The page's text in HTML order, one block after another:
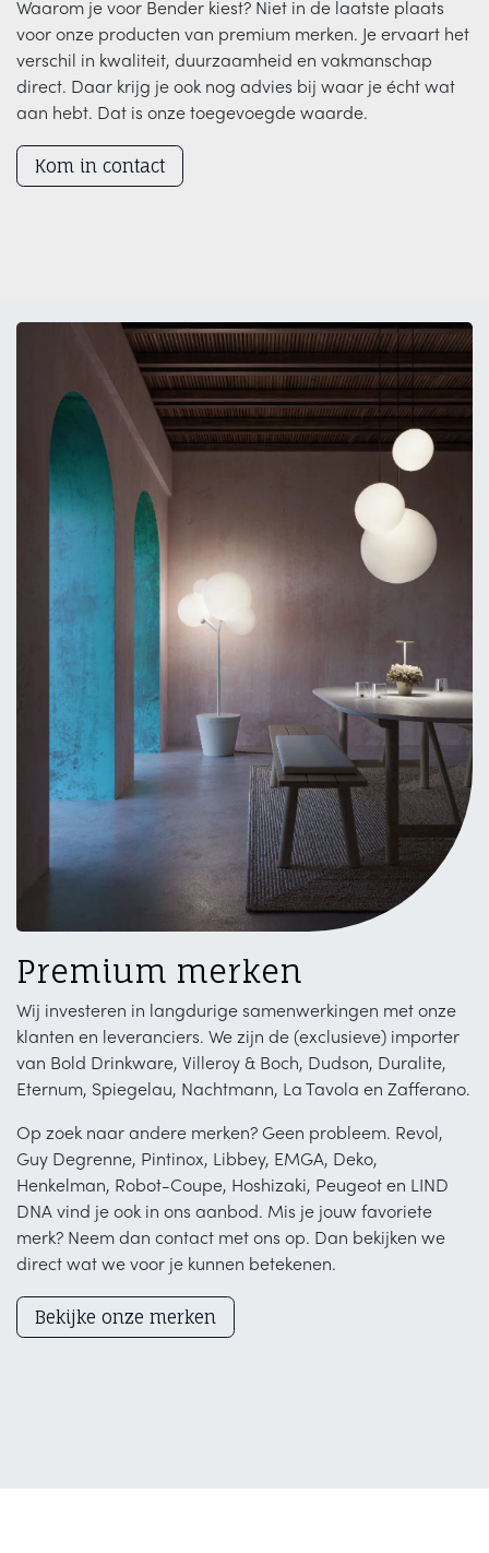
Waarom je voor Bender kiest? Niet in de laatste plaats
voor onze producten van premium merken. Je ervaart het
verschil in kwaliteit, duurzaamheid en vakmanschap
direct. Daar krijg je ook nog advies bij waar je écht wat
aan hebt. Dat is onze toegevoegde waarde.
Kom in contact
Premium merken
Wij investeren in langdurige samenwerkingen met onze
klanten en leveranciers. We zijn de (exclusieve) importer
van Bold Drinkware, Villeroy & Boch, Dudson, Duralite,
Eternum, Spiegelau, Nachtmann, La Tavola en Zafferano.
Op zoek naar andere merken? Geen probleem. Revol,
Guy Degrenne, Pintinox, Libbey, EMGA, Deko,
Henkelman, Robot-Coupe, Hoshizaki, Peugeot en LIND
DNA vind je ook in ons aanbod. Mis je jouw favoriete
merk? Neem dan contact met ons op. Dan bekijken we
direct wat we voor je kunnen betekenen.
Bekijke onze merken